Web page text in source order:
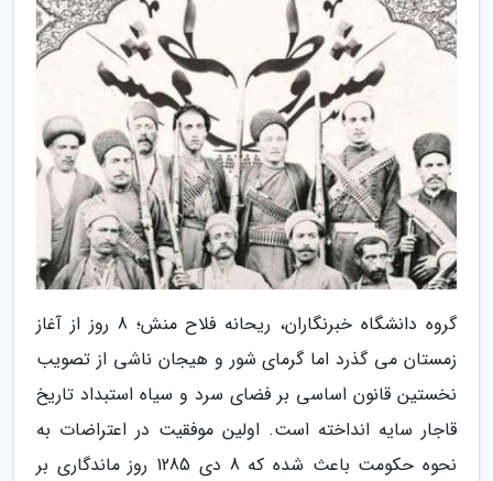
گروه دانشگاه خبرنگاران، ریحانه فلاح منش؛ 8 روز از آغاز
زمستان می گذرد اما گرمای شور و هیجان ناشی از تصویب
نخستین قانون اساسی بر فضای سرد و سیاه استبداد تاریخ
قاجار سایه انداخته است. اولین موفقیت در اعتراضات به
نحوه حکومت باعث شده که 8 دی 1285 روز ماندگاری بر